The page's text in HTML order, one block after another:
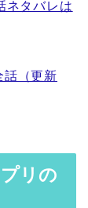
ネタバレは
話（更新
リの